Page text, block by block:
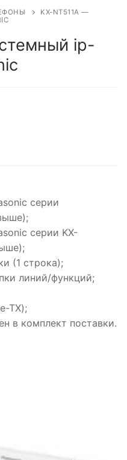
KX-NT511А —
ip-
серии
серии KX-
(1 строка);
линий/функций;
TX);
в комплект поставки.